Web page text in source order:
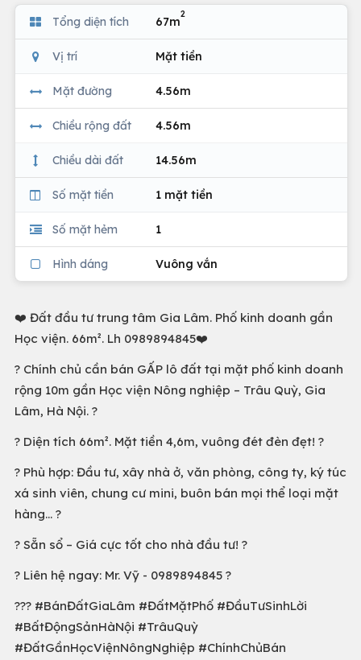
Tổng diện tích 67m
2
Vị trí Mặt tiền
Mặt đường 4.56m
Chiều rộng đất 4.56m
Chiều dài đất 14.56m
Số mặt tiền 1 mặt tiền
Số mặt hẻm 1
Hình dáng Vuông vắn
❤️ Đất đầu tư trung tâm Gia Lâm. Phố kinh doanh gần
Học viện. 66m². Lh 0989894845❤️
? Chính chủ cần bán GẤP lô đất tại mặt phố kinh doanh
rộng 10m gần Học viện Nông nghiệp – Trâu Quỳ, Gia
Lâm, Hà Nội. ?
? Diện tích 66m². Mặt tiền 4,6m, vuông đét đèn đẹt! ?
?️ Phù hợp: Đầu tư, xây nhà ở, văn phòng, công ty, ký túc
xá sinh viên, chung cư mini, buôn bán mọi thể loại mặt
hàng... ?️
? Sẵn sổ – Giá cực tốt cho nhà đầu tư! ?
? Liên hệ ngay: Mr. Vỹ - 0989894845 ?
??? #BánĐấtGiaLâm #ĐấtMặtPhố #ĐầuTưSinhLời
#BấtĐộngSảnHàNội #TrâuQuỳ
#ĐấtGầnHọcViệnNôngNghiệp #ChínhChủBán